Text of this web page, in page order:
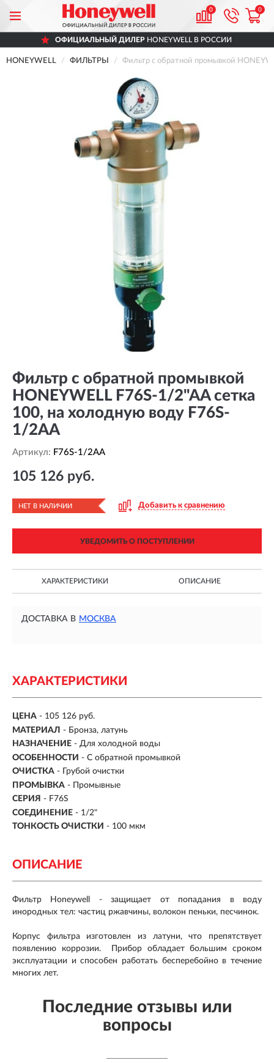
0 0
ОФИЦИАЛЬНЫЙ ДИЛЕР HONEYWELL В РОССИИ
HONEYWELL ФИЛЬТРЫ Фильтр с обратной промывкой
Фильтр с обратной промывкой
HONEYWELL F76S-1/2"AA сетка
100, на холодную воду F76S-
1/2AA
Артикул: F76S-1/2AA
105 126 руб.
НЕТ В НАЛИЧИИ Добавить к сравнению
УВЕДОМИТЬ О ПОСТУПЛЕНИИ
ХАРАКТЕРИСТИКИ ОПИСАНИЕ
ДОСТАВКА В МОСКВА
ХАРАКТЕРИСТИКИ
ЦЕНА - 105 126 руб.
МАТЕРИАЛ - Бронза, латунь
НАЗНАЧЕНИЕ - Для холодной воды
ОСОБЕННОСТИ - С обратной промывкой
ОЧИСТКА - Грубой очистки
ПРОМЫВКА - Промывные
СЕРИЯ - F76S
СОЕДИНЕНИЕ - 1/2"
ТОНКОСТЬ ОЧИСТКИ - 100 мкм
ОПИСАНИЕ
Фильтр Honeywell - защищает от попадания в воду
инородных тел: частиц ржавчины, волокон пеньки, песчинок.
Корпус фильтра изготовлен из латуни, что препятствует
появлению коррозии. Прибор обладает большим сроком
эксплуатации и способен работать бесперебойно в течение
многих лет.
Последние отзывы или
вопросы